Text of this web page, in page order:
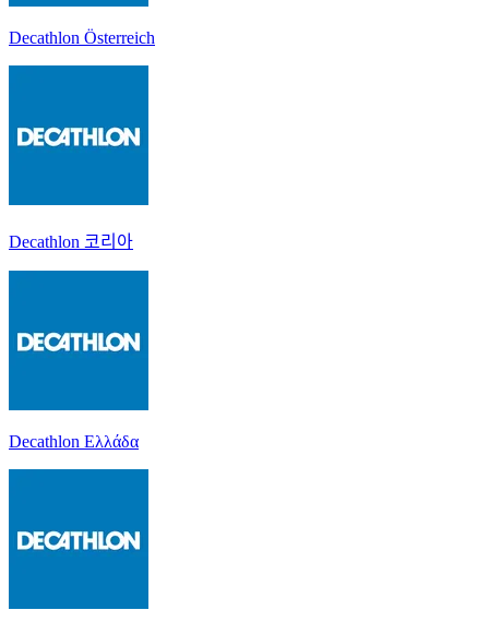
Decathlon Österreich
Decathlon 코리아
Decathlon Ελλάδα